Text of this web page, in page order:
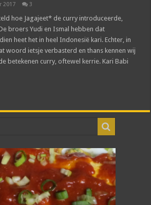
2017 3
hoe Jagajeet* de curry introduceerde,
broers Yudi en Ismal hebben dat
heet het in heel Indonesië kari. Echter, in
woord ietsje verbasterd en thans kennen wij
betekenen curry, oftewel kerrie. Kari Babi